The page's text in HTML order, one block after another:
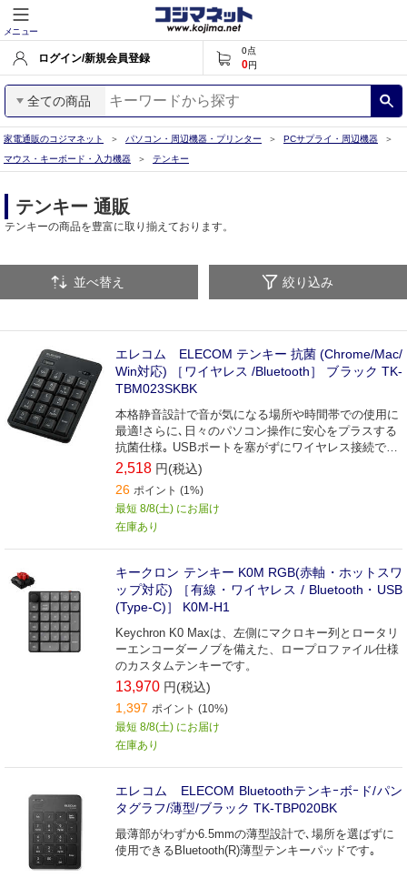
メニュー
ログイン/新規会員登録
0点
0円
全ての商品
家電通販のコジマネット パソコン・周辺機器・プリンター
PCサプライ・周辺機器
マウス・キーボード・入力機器
テンキー
テンキー 通販
テンキーの商品を豊富に取り揃えております。
並べ替え 絞り込み
エレコム ELECOM テンキー 抗菌 (Chrome/Mac/
Win対応) ［ワイヤレス /Bluetooth］ ブラック TK-
TBM023SKBK
本格静音設計で音が気になる場所や時間帯での使用に
最適!さらに､日々のパソコン操作に安心をプラスする
抗菌仕様｡ USBポートを塞がずにワイヤレス接続でき
るBluetooth(R)静音テンキーパッド｡
2,518 円(税込)
26 ポイント (1%)
最短 8/8(土) にお届け
在庫あり
キークロン テンキー K0M RGB(赤軸・ホットスワ
ップ対応) ［有線・ワイヤレス / Bluetooth・USB
(Type-C)］ K0M-H1
Keychron K0 Maxは、左側にマクロキー列とロータリ
ーエンコーダーノブを備えた、ロープロファイル仕様
のカスタムテンキーです。
13,970 円(税込)
1,397 ポイント (10%)
最短 8/8(土) にお届け
在庫あり
エレコム ELECOM Bluetoothテンキｰボｰド/パン
タグラフ/薄型/ブラック TK-TBP020BK
最薄部がわずか6.5mmの薄型設計で､場所を選ばずに
使用できるBluetooth(R)薄型テンキーパッドです｡